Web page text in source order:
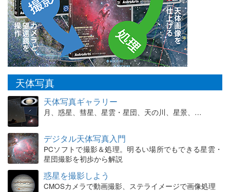
天体写真
天体写真ギャラリー
月、惑星、彗星、星雲・星団、天の川、星景、…
デジタル天体写真入門
PCソフトで撮影＆処理。明るい場所でもできる星雲・
星団撮影を初歩から解説
惑星を撮影しよう
CMOSカメラで動画撮影、ステライメージで画像処理